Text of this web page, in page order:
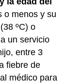
o menos y su
ºC) o
un servicio
entre 3
fiebre de
médico para